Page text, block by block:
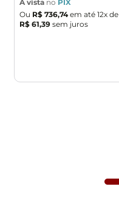
À vista no PIX
Ou R$ 736,74em até 12x de
R$ 61,39 sem juros